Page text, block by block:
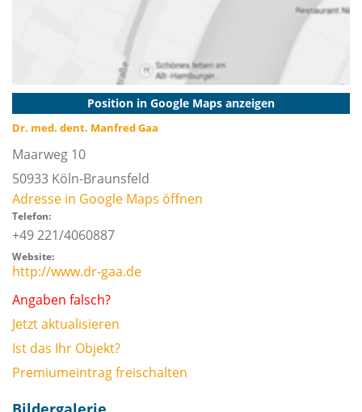
Position in Google Maps anzeigen
Dr. med. dent. Manfred Gaa
Maarweg 10
50933 Köln-Braunsfeld
Adresse in Google Maps öffnen
Telefon:
+49 221/4060887
Website:
http://www.dr-gaa.de
Angaben falsch?
Jetzt aktualisieren
Ist das Ihr Objekt?
Premiumeintrag freischalten